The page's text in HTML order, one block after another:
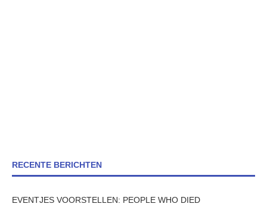
RECENTE BERICHTEN
EVENTJES VOORSTELLEN: PEOPLE WHO DIED